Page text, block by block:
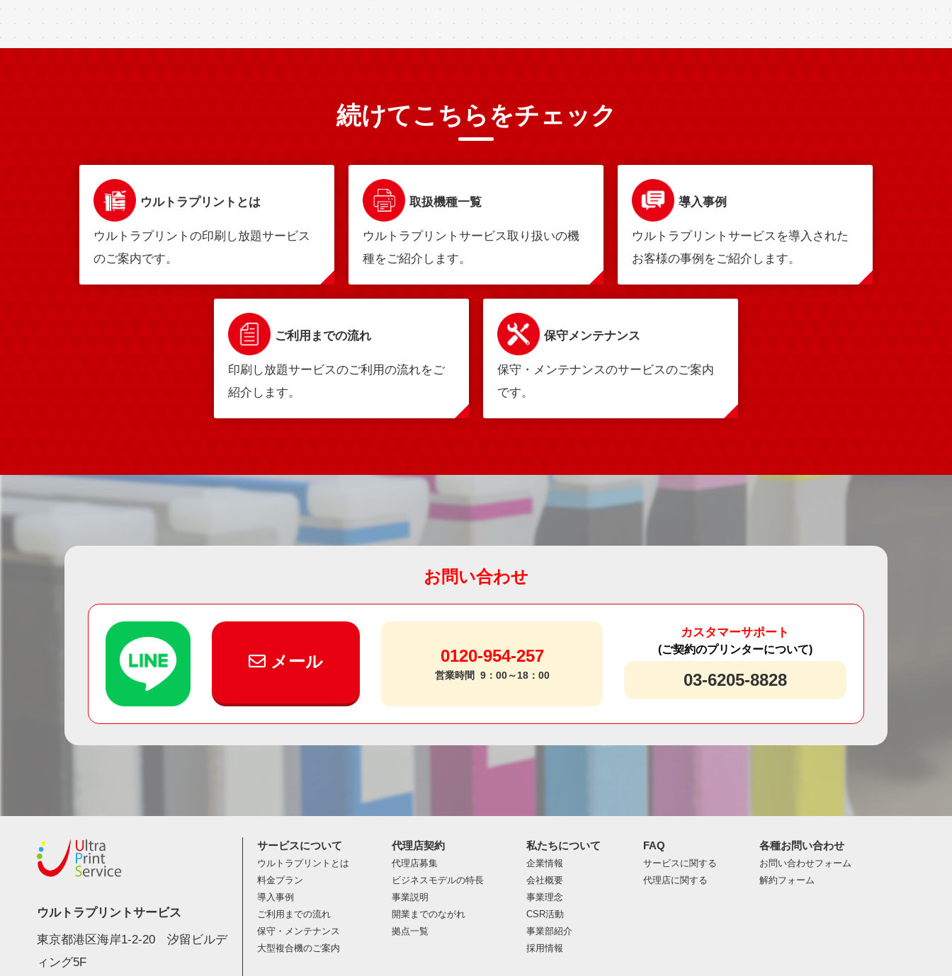
続けてこちらをチェック
ウルトラプリントとは
ウルトラプリントの印刷し放題サービス
のご案内です。
取扱機種一覧
ウルトラプリントサービス取り扱いの機
種をご紹介します。
導入事例
ウルトラプリントサービスを導入された
お客様の事例をご紹介します。
ご利用までの流れ
印刷し放題サービスのご利用の流れをご
紹介します。
保守メンテナンス
保守・メンテナンスのサービスのご案内
です。
お問い合わせ
メール 0120-954-257
営業時間 9：00～18：00
カスタマーサポート
(ご契約のプリンターについて)
03-6205-8828
ウルトラプリントサービス
東京都港区海岸1-2-20 汐留ビルデ
ィング5F
サービスについて
ウルトラプリントとは
料金プラン
導入事例
ご利用までの流れ
保守・メンテナンス
大型複合機のご案内
代理店契約
代理店募集
ビジネスモデルの特長
事業説明
開業までのながれ
拠点一覧
私たちについて
企業情報
会社概要
事業理念
CSR活動
事業部紹介
採用情報
FAQ
サービスに関する
代理店に関する
各種お問い合わせ
お問い合わせフォーム
解約フォーム